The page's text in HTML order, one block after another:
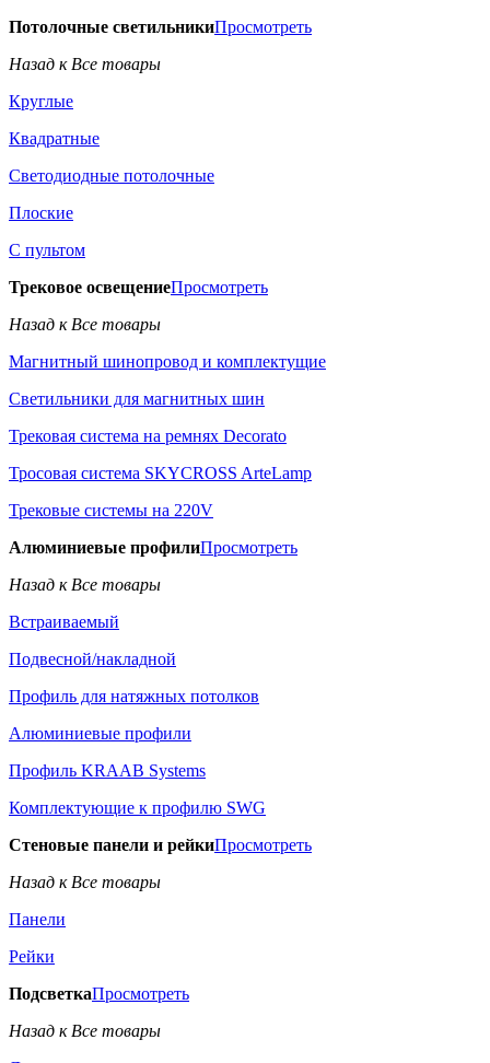
Потолочные светильникиПросмотреть
Назад к Все товары
Круглые
Квадратные
Светодиодные потолочные
Плоские
С пультом
Трековое освещениеПросмотреть
Назад к Все товары
Магнитный шинопровод и комплектущие
Светильники для магнитных шин
Трековая система на ремнях Decorato
Тросовая система SKYCROSS ArteLamp
Трековые системы на 220V
Алюминиевые профилиПросмотреть
Назад к Все товары
Встраиваемый
Подвесной/накладной
Профиль для натяжных потолков
Алюминиевые профили
Профиль KRAAB Systems
Комплектующие к профилю SWG
Стеновые панели и рейкиПросмотреть
Назад к Все товары
Панели
Рейки
ПодсветкаПросмотреть
Назад к Все товары